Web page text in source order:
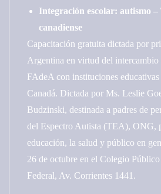
Integración escolar: autismo –
canadiense
Capacitación gratuita dictada por
Argentina en virtud del
FAdeA con instituciones
Canadá. Dictada por Ms. Leslie
Budzinski, destinada a padres de
del Espectro Autista (TEA), ONG,
educación, la salud y público en
26 de octubre en el Colegio
Federal, Av. Corrientes 1441.